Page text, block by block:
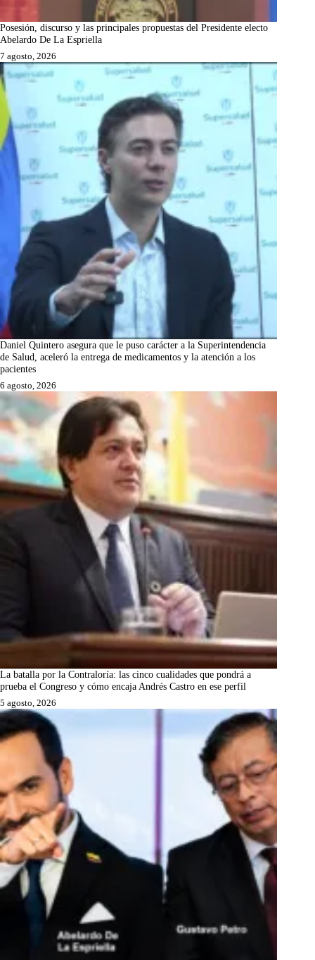
Posesión, discurso y las principales propuestas del Presidente electo
Abelardo De La Espriella
7 agosto, 2026
Daniel Quintero asegura que le puso carácter a la Superintendencia
de Salud, aceleró la entrega de medicamentos y la atención a los
pacientes
6 agosto, 2026
La batalla por la Contraloría: las cinco cualidades que pondrá a
prueba el Congreso y cómo encaja Andrés Castro en ese perfil
5 agosto, 2026